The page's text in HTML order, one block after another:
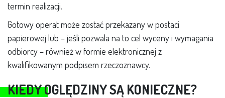
termin realizacji.
Gotowy operat może zostać przekazany w postaci
papierowej lub – jeśli pozwala na to cel wyceny i wymagania
odbiorcy – również w formie elektronicznej z
kwalifikowanym podpisem rzeczoznawcy.
KIEDY OGLĘDZINY SĄ KONIECZNE?